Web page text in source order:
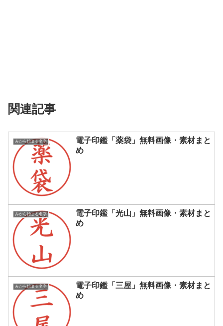
関連記事
みから始まる名字
電子印鑑「薬袋」無料画像・素材まと
め
みから始まる名字
電子印鑑「光山」無料画像・素材まと
め
みから始まる名字
電子印鑑「三屋」無料画像・素材まと
め